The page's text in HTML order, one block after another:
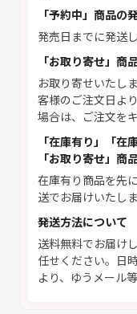
「予約中」商品の
発売日までに発送
「お取り寄せ」商
お取り寄せいたし
客様のご注文日よ
場合は、ご注文を
「在庫有り」「在
「お取り寄せ」商
在庫有り商品を先
送でお届けいたしま
発送方法について
送料無料でお届け
任せください。日
より、ゆうメール